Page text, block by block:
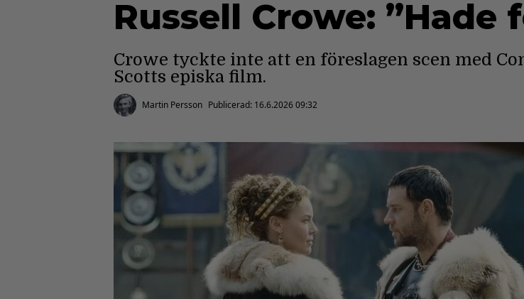
Russell Crowe:
Crowe tyckte inte att en föreslagen scen med
Scotts episka film.
Martin Persson Publicerad: 16.6.2026 09:32